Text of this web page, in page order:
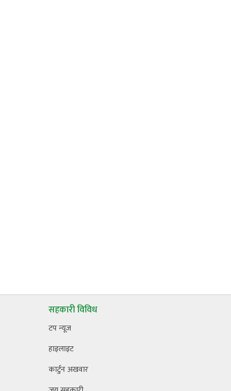
सहकारी विविध
टप न्यूज
हाइलाइट
कार्टुन अखवार